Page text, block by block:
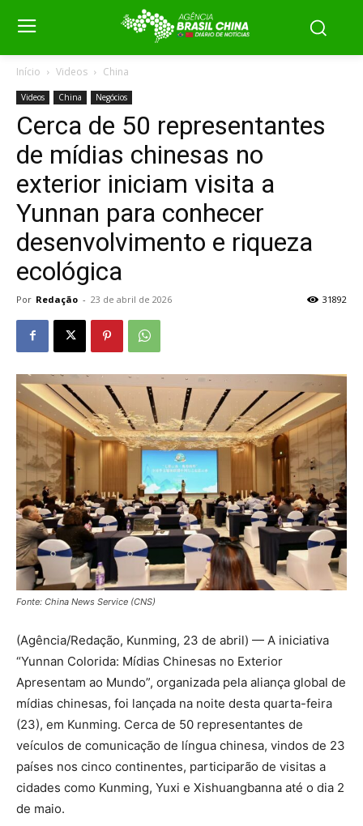
Início Videos China
Videos China Negócios
Cerca de 50 representantes
de mídias chinesas no
exterior iniciam visita a
Yunnan para conhecer
desenvolvimento e riqueza
ecológica
Por Redação - 23 de abril de 2026 31892
Fonte: China News Service (CNS)
(Agência/Redação, Kunming, 23 de abril) — A iniciativa
“Yunnan Colorida: Mídias Chinesas no Exterior
Apresentam ao Mundo”, organizada pela aliança global de
mídias chinesas, foi lançada na noite desta quarta-feira
(23), em Kunming. Cerca de 50 representantes de
veículos de comunicação de língua chinesa, vindos de 23
países nos cinco continentes, participarão de visitas a
cidades como Kunming, Yuxi e Xishuangbanna até o dia 2
de maio.